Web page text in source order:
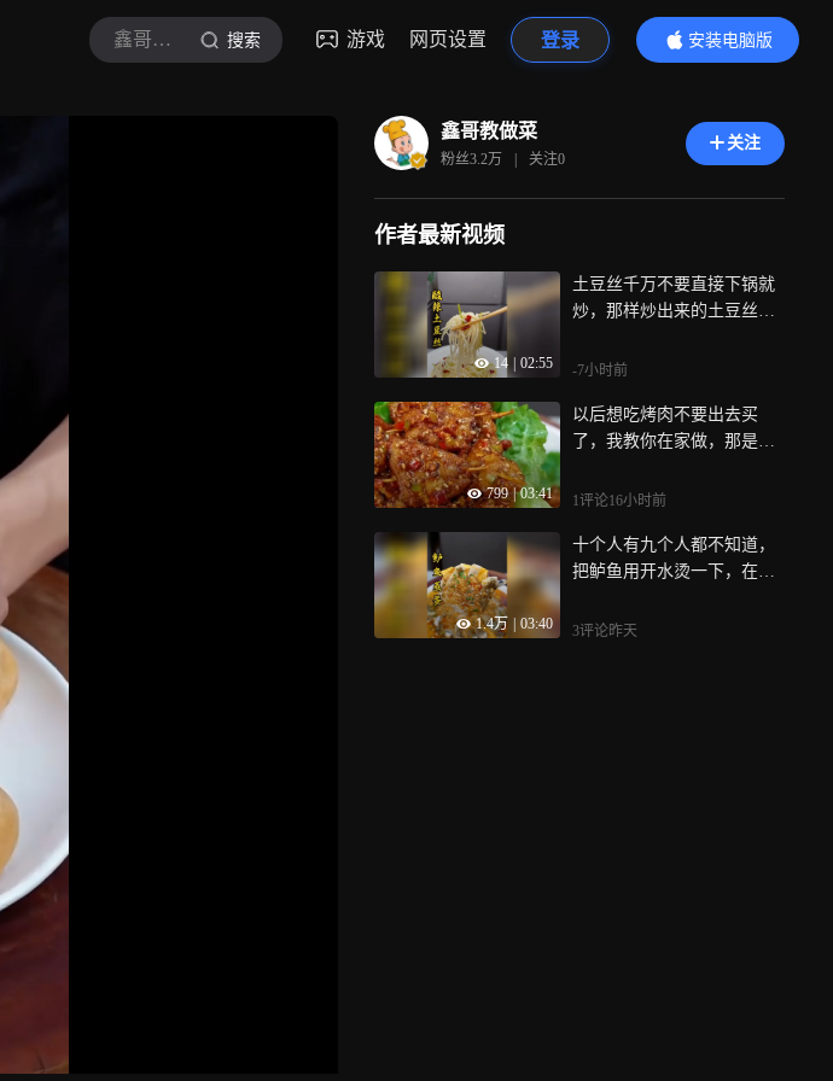
鑫哥教做菜 搜索 游戏 网页设置 登录
安装电脑版
内容更精彩
鑫哥教做菜
粉丝3.2万 | 关注0
关注
作者最新视频
14 02:55
土豆丝千万不要直接下锅就
炒，那样炒出来的土豆丝黏
那是清脆爽口，酸辣又过瘾
-7小时前
799 03:41
以后想吃烤肉不要出去买
了，我教你在家做，那是外
做法还非常简单
1评论16小时前
1.4万 03:40
十个人有九个人都不知道，
把鲈鱼用开水烫一下，在淋
桌必点的招牌菜，鲜香嫩滑
3评论昨天